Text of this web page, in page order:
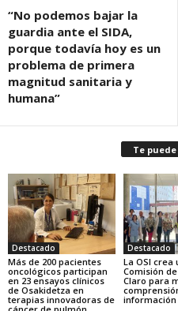
“No podemos bajar la
guardia ante el SIDA,
porque todavía hoy es un
problema de primera
magnitud sanitaria y
humana”
Te
Destacado
Más de 200 pacientes
oncológicos participan
en 23 ensayos clínicos
de Osakidetza en
terapias innovadoras de
Destacado
La OSI crea
Comisión
Claro para